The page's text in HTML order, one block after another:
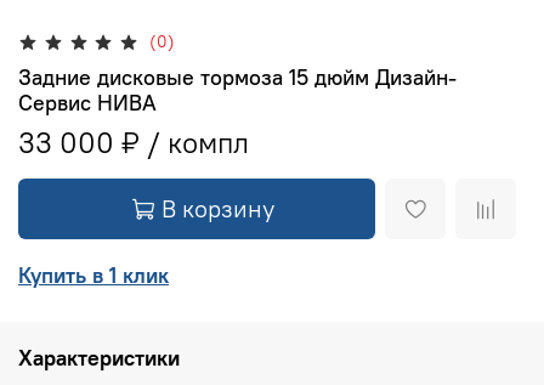
(0)
Задние дисковые тормоза 15 дюйм Дизайн-
Сервис НИВА
33 000 ₽
В корзину
Купить в 1 клик
Характеристики